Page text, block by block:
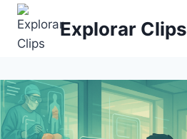
Saltar
contenido
Explorar Clips